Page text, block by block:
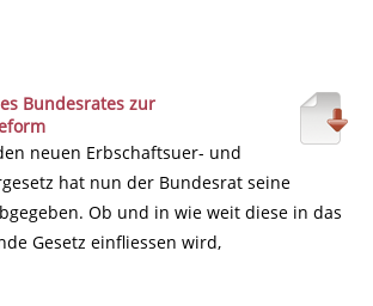
Bundesrates zur
neuen Erbschaftsuer- und
hat nun der Bundesrat seine
Ob und in wie weit diese in das
Gesetz einfliessen wird,